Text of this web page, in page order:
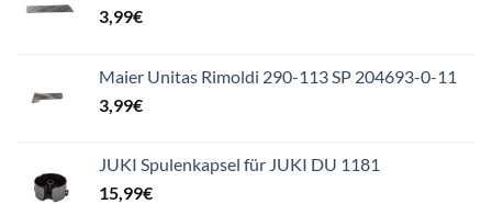
3,99€
Maier Unitas Rimoldi 290-113 SP 204693-0-11
3,99€
JUKI Spulenkapsel für JUKI DU 1181
15,99€